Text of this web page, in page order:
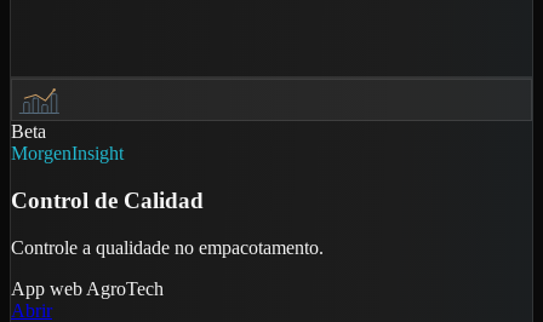
Beta
MorgenInsight
Control de Calidad
Controle a qualidade no empacotamento.
App web AgroTech
Abrir